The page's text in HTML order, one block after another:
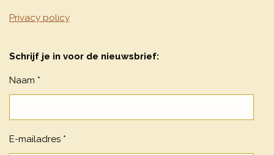
Privacy policy
Schrijf je in voor de nieuwsbrief:
Naam *
E-mailadres *